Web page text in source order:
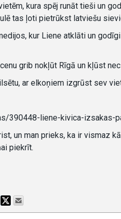
kura spēj runāt tieši un
tas ļoti pietrūkst latviešu
kur Liene atklāti un
grib nokļūt Rīgā un kļūst
ar elkoņiem izgrūst sev
390448-liene-kivica-izsakas-
un man prieks, ka ir vismaz
piekrīt.